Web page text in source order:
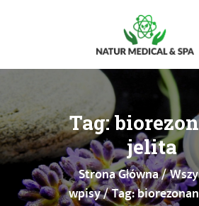
Tag:
jelita
Strona Główna
wpisy Tag:
STRONA GŁÓWNA
O NAS
USŁUGI
MASAŻE
CENNIK
PROMOCJE